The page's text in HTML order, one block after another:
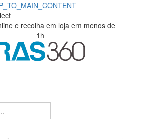
e recolha em loja em menos de
1h